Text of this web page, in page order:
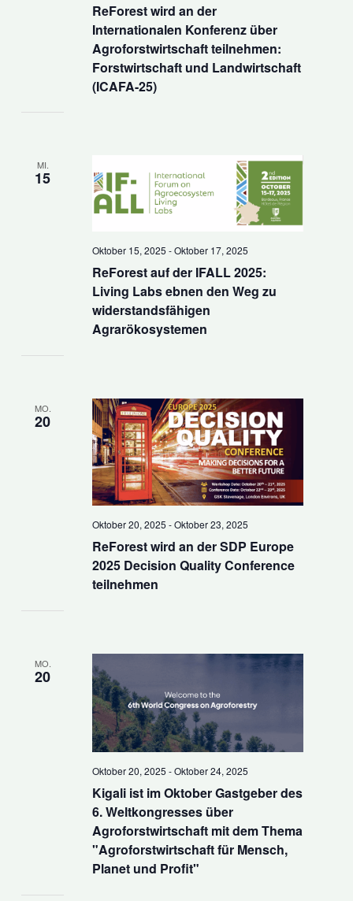
ReForest wird an der
Internationalen Konferenz über
Agroforstwirtschaft teilnehmen:
Forstwirtschaft und Landwirtschaft
(ICAFA-25)
MI.
15
ReForest auf der IFALL 2025:
Living Labs ebnen den Weg zu
widerstandsfähigen
Agrarökosystemen
Oktober 15, 2025 -Oktober 17, 2025
MO.
20
ReForest wird an der SDP Europe
2025 Decision Quality Conference
teilnehmen
Oktober 20, 2025 -Oktober 23, 2025
MO.
20
Kigali ist im Oktober Gastgeber des
6. Weltkongresses über
Agroforstwirtschaft mit dem Thema
"Agroforstwirtschaft für Mensch,
Planet und Profit"
Oktober 20, 2025 -Oktober 24, 2025